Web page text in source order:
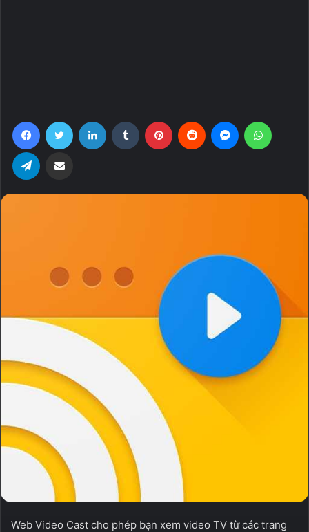
FacebookTwitter LinkedIn Tumblr Pinterest Reddit Messenger
Telegram Share via Email
Web Video Cast cho phép bạn xem video TV từ các trang